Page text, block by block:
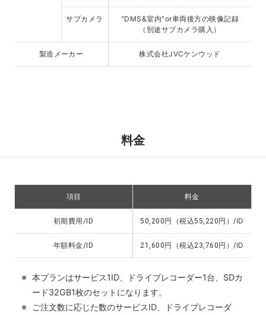
サブカメラ
"DMS&室内"or車両後方の映像記録
（別途サブカメラ購入）
製造メーカー 株式会社JVCケンウッド
料金
項目 料金
初期費用/ID 50,200円（税込55,220円）/ID
年額料金/ID 21,600円（税込23,760円）/ID
本プランはサービス1ID、ドライブレコーダー1台、SDカ
ード32GB1枚のセットになります。
ご注文数に応じた数のサービスID、ドライブレコーダ